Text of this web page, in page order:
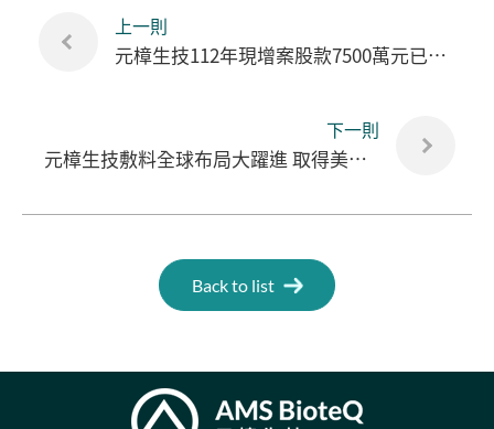
上一則
元樟生技112年現增案股款7500萬元已全數收足，增資基準日2/1
下一則
元樟生技敷料全球布局大躍進 取得美國FDA註冊許可
Back to list